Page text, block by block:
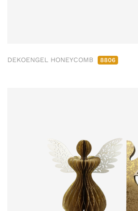
DEKOENGEL HONEYCOMB 8806